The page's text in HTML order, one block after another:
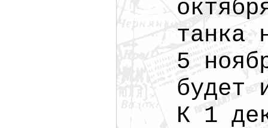
танка
5
будет
К 1